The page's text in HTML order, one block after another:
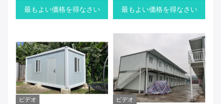
最もよい価格を得なさい 最もよい価格を得なさい
ビデオ ビデオ